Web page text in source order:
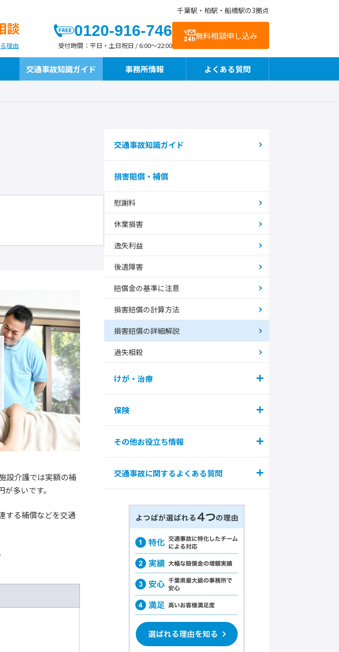
談
千葉駅・柏駅・船橋駅の3拠点
理由
0120-916-746
受付時間： 平日・土日祝日 / 6:00～22:00
無料相談申し込み
整骨院様向けサービス
交通事故知識ガイド 事務所情報 よくある質問
設介護では実額の補
多いです。
する補償などを交通
交通事故知識ガイド
損害賠償・補償
慰謝料
休業損害
逸失利益
後遺障害
賠償金の基準に注意
損害賠償の計算方法
損害賠償の詳細解説
過失相殺
けが・治療
保険
その他お役立ち情報
交通事故に関するよくある質問